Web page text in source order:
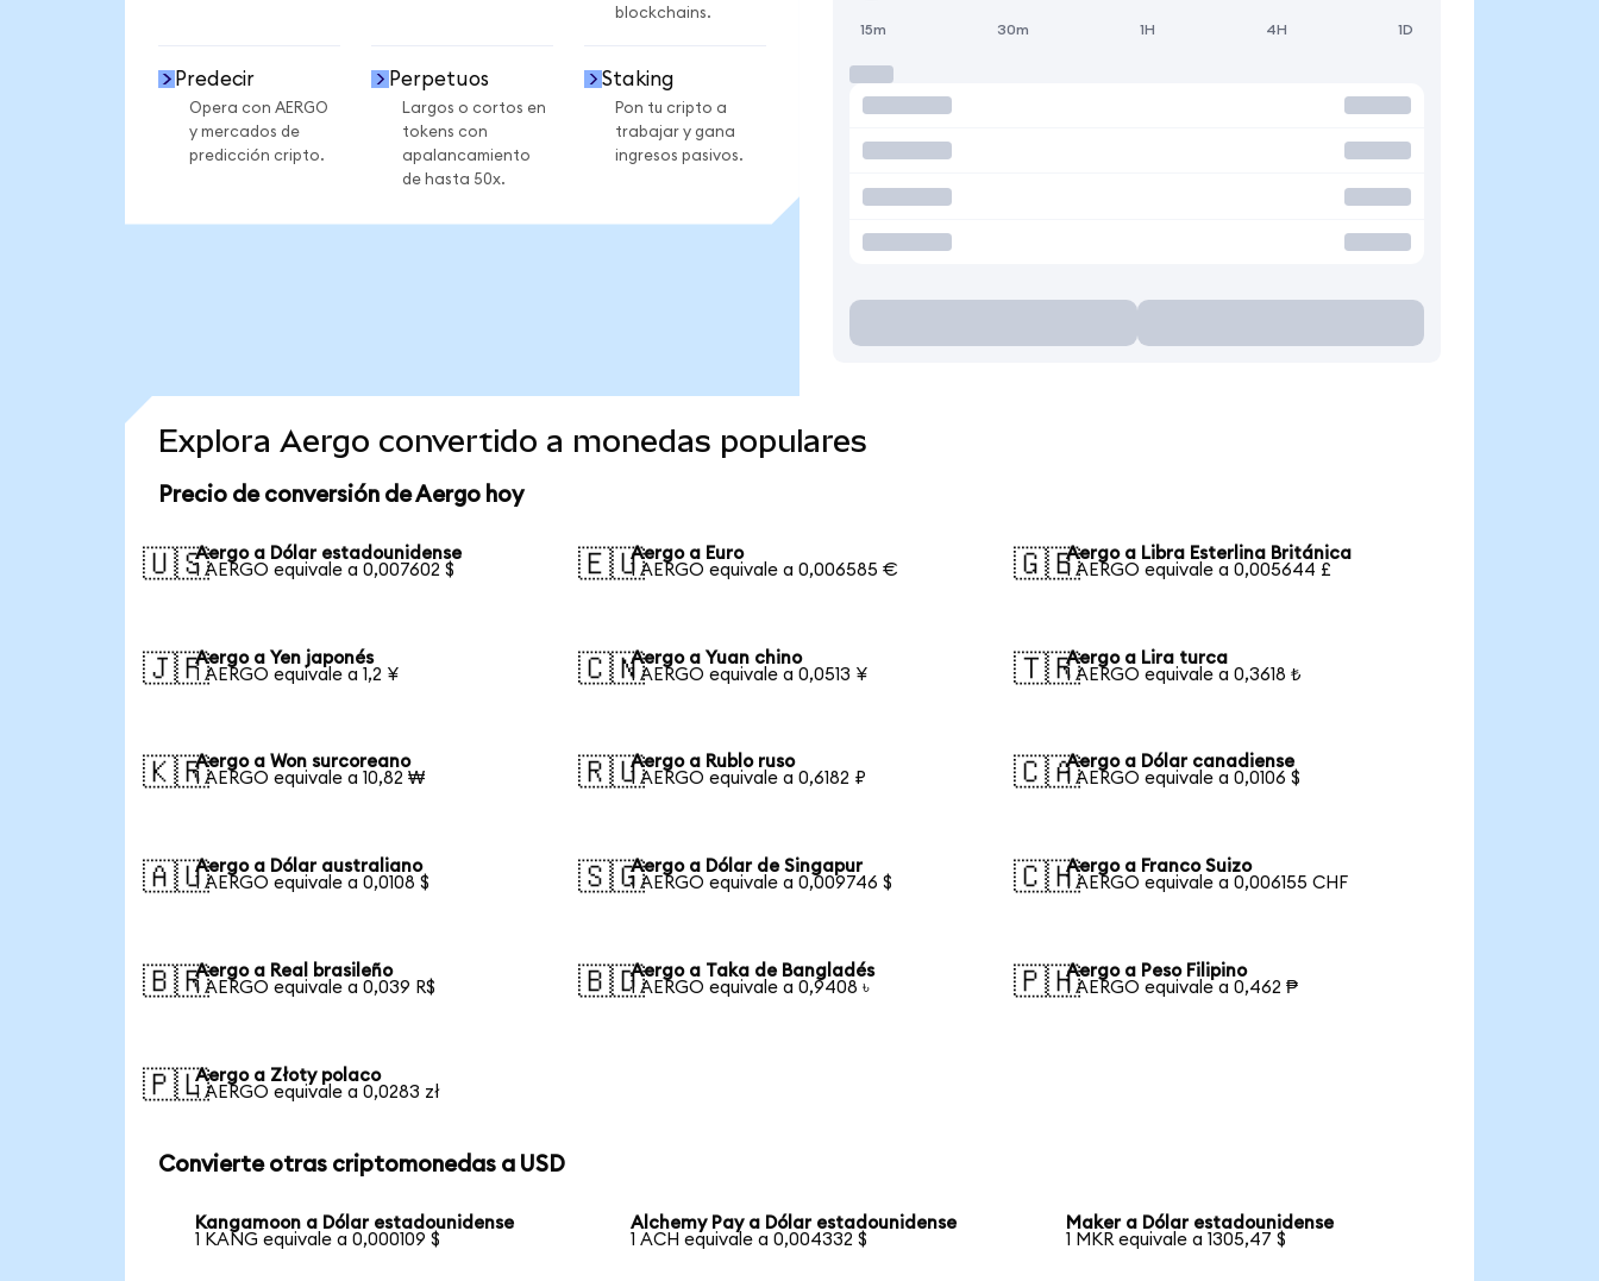
blockchains.
Predecir
Opera con AERGO
y mercados de
predicción cripto.
Perpetuos
Largos o cortos en
tokens con
apalancamiento
de hasta 50x.
Staking
Pon tu cripto a
trabajar y gana
ingresos pasivos.
15m 30m 1H 4H 1D
Explora Aergo convertido a monedas populares
Precio de conversión de Aergo hoy
🇺🇸Aergo a Dólar estadounidense
1 AERGO equivale a 0,007602 $
🇪🇺Aergo a Euro
1 AERGO equivale a 0,006585 €
🇬🇧Aergo a Libra Esterlina Británica
1 AERGO equivale a 0,005644 £
🇯🇵Aergo a Yen japonés
1 AERGO equivale a 1,2 ¥
🇨🇳Aergo a Yuan chino
1 AERGO equivale a 0,0513 ¥
🇹🇷Aergo a Lira turca
1 AERGO equivale a 0,3618 ₺
🇰🇷Aergo a Won surcoreano
1 AERGO equivale a 10,82 ₩
🇷🇺Aergo a Rublo ruso
1 AERGO equivale a 0,6182 ₽
🇨🇦Aergo a Dólar canadiense
1 AERGO equivale a 0,0106 $
🇦🇺Aergo a Dólar australiano
1 AERGO equivale a 0,0108 $
🇸🇬Aergo a Dólar de Singapur
1 AERGO equivale a 0,009746 $
🇨🇭Aergo a Franco Suizo
1 AERGO equivale a 0,006155 CHF
🇧🇷Aergo a Real brasileño
1 AERGO equivale a 0,039 R$
🇧🇩Aergo a Taka de Bangladés
1 AERGO equivale a 0,9408 ৳
🇵🇭Aergo a Peso Filipino
1 AERGO equivale a 0,462 ₱
🇵🇱Aergo a Złoty polaco
1 AERGO equivale a 0,0283 zł
Convierte otras criptomonedas a USD
Kangamoon a Dólar estadounidense
1 KANG equivale a 0,000109 $
Alchemy Pay a Dólar estadounidense
1 ACH equivale a 0,004332 $
Maker a Dólar estadounidense
1 MKR equivale a 1305,47 $